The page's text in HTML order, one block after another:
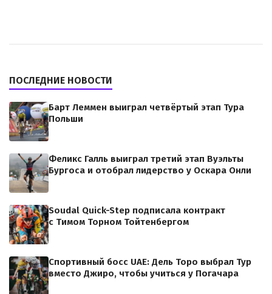
ПОСЛЕДНИЕ НОВОСТИ
Барт Леммен выиграл четвёртый этап Тура
Польши
Феликс Галль выиграл третий этап Вуэльты
Бургоса и отобрал лидерство у Оскара Онли
Soudal Quick-Step подписала контракт
с Тимом Торном Тойтенбергом
Спортивный босс UAE: Дель Торо выбрал Тур
вместо Джиро, чтобы учиться у Погачара